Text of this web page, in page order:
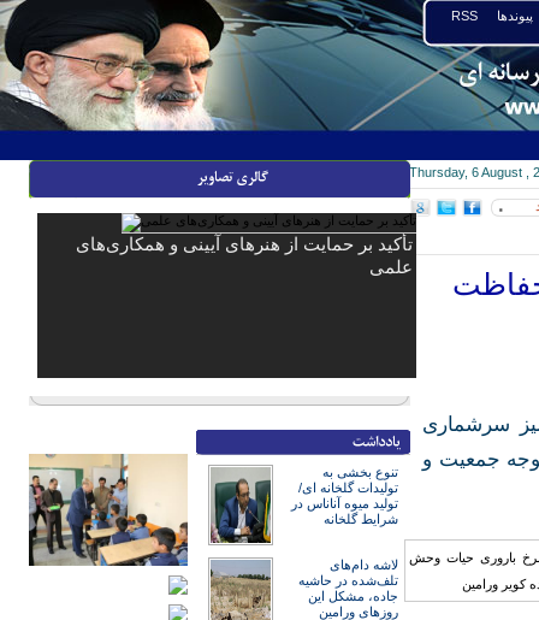
RSS پیوندها
Thursday, 6 August ,
۰
حفاظت
سرشماری
جمعیت و
تأکید بر حمایت از هنرهای آیینی و همکاری‌های
علمی
تنوع بخشی به
تولیدات گلخانه ای/
تولید میوه آناناس در
شرایط گلخانه
لاشه دام‌های
تلف‌شده در حاشیه
جاده، مشکل این
روزهای ورامین